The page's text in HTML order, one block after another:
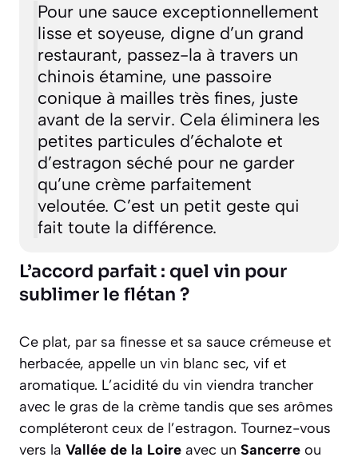
Pour une sauce exceptionnellement
lisse et soyeuse, digne d’un grand
restaurant, passez-la à travers un
chinois étamine, une passoire
conique à mailles très fines, juste
avant de la servir. Cela éliminera les
petites particules d’échalote et
d’estragon séché pour ne garder
qu’une crème parfaitement
veloutée. C’est un petit geste qui
fait toute la différence.
L’accord parfait : quel vin pour
sublimer le flétan ?
Ce plat, par sa finesse et sa sauce crémeuse et
herbacée, appelle un vin blanc sec, vif et
aromatique. L’acidité du vin viendra trancher
avec le gras de la crème tandis que ses arômes
compléteront ceux de l’estragon. Tournez-vous
vers la Vallée de la Loire avec un Sancerre ou